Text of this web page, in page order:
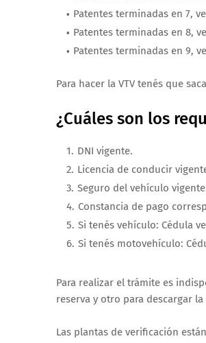
Patentes terminadas en 7,
Patentes terminadas en 8,
Patentes terminadas en 9,
Para hacer la VTV tenés que
¿Cuáles son los
DNI vigente.
Licencia de conducir
Seguro del vehículo
Constancia de pago
Si tenés vehículo: Cédula
Si tenés motovehículo:
Para realizar el trámite es
reserva y otro para descargar
Las plantas de verificación